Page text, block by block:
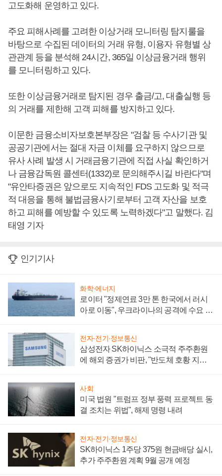
고도화해 운영하고 있다.
주요 피해사례를 고려한 이상거래 모니터링 탐지룰을
바탕으로 수집된 데이터의 거래 유형, 이용자 유형별 상
관관계 등을 분석해 24시간, 365일 이상금융거래 행위
를 모니터링하고 있다.
또한 이상금융거래로 탐지된 경우 출금/고, 대출실행 등
의 거래를 제한해 고객 피해를 방지하고 있다.
이문한 금융소비자보호본부장은 "검찰 등 수사기관 및
공공기관에서는 절대 자금 이체를 요구하지 않으므로
유사 사례 발생 시 거래금융기관에 직접 사실 확인하거
나 금융감독원 콜센터(1332)로 문의해주시길 바란다"며
"유안타증권은 앞으로도 지속적인 FDS 고도화 및 적극
적 대응을 통해 불법금융사기로부터 고객 자산을 보호
하고 피해를 예방할 수 있도록 노력하겠다"고 말했다. 김
태영 기자
인기기사
화학·에너지
로이터 "정제연료 3만 톤 한국에서 러시
아로 이동", 우크라이나의 공격에 수요 늘
전자·전기·정보통신
삼성전자 SK하이닉스 소극적 주주환원
에 해외 증권가 비판, "반도체 호황 지속
사회
미국 법원 "트럼프 정부 풍력 프로젝트 동
결 조치는 위법", 해제 명령 내려
전자·전기·정보통신
SK하이닉스 1주당 375원 현금배당 실시,
추가 주주환원 계획 9월 공개 예정